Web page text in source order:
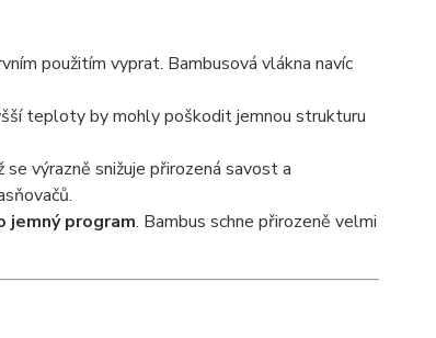
použitím vyprat. Bambusová vlákna navíc
teploty by mohly poškodit jemnou strukturu
výrazně snižuje přirozená savost a
jemný program. Bambus schne přirozeně velmi